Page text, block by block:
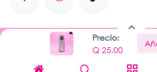
Precio:
Q 25.00
Hecho con
por
Con la tecnología de